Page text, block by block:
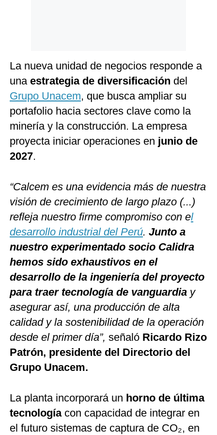
La nueva unidad de negocios responde a
una estrategia de diversificación del
Grupo Unacem, que busca ampliar su
portafolio hacia sectores clave como la
minería y la construcción. La empresa
proyecta iniciar operaciones en junio de
2027.
“Calcem es una evidencia más de nuestra
visión de crecimiento de largo plazo (...)
refleja nuestro firme compromiso con el
desarrollo industrial del Perú. Junto a
nuestro experimentado socio Calidra
hemos sido exhaustivos en el
desarrollo de la ingeniería del proyecto
para traer tecnología de vanguardia y
asegurar así, una producción de alta
calidad y la sostenibilidad de la operación
desde el primer día”, señaló Ricardo Rizo
Patrón, presidente del Directorio del
Grupo Unacem.
La planta incorporará un horno de última
tecnologíacon capacidad de integrar en
el futuro sistemas de captura de CO₂, en